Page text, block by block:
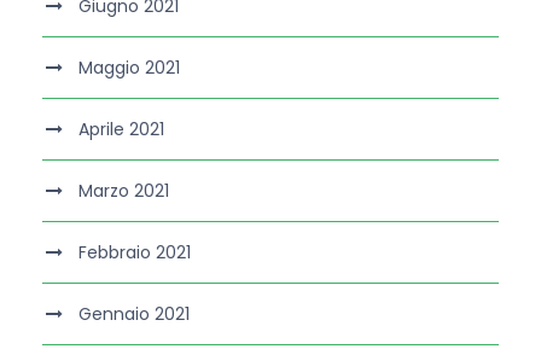
Giugno 2021
Maggio 2021
Aprile 2021
Marzo 2021
Febbraio 2021
Gennaio 2021